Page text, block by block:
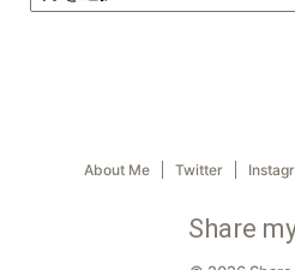
About Me Twitter
Share